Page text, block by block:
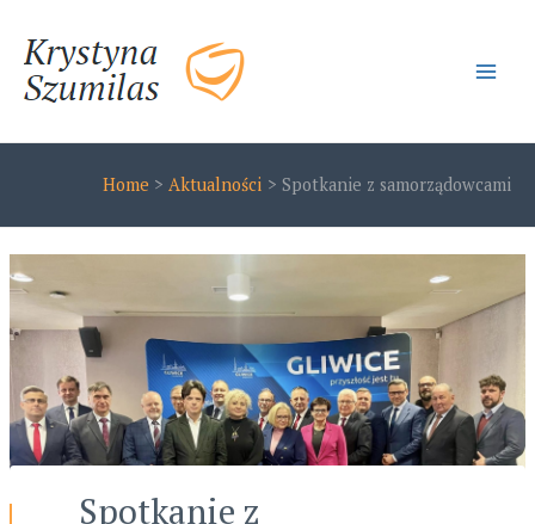
content
Home Aktualności Spotkanie z samorządowcami
Spotkanie z